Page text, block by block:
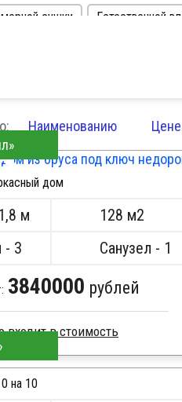
сушки Естественной
Наименованию Цене
дом
м
128 м2
- 3
Санузел - 1
3840000 рублей
входит в стоимость
влажности
50х200 мм
на 10